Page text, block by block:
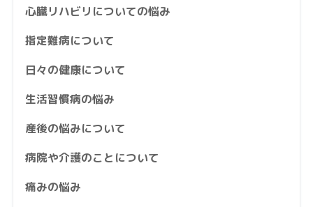
心臓リハビリについての悩み
指定難病について
日々の健康について
生活習慣病の悩み
産後の悩みについて
病院や介護のことについて
痛みの悩み